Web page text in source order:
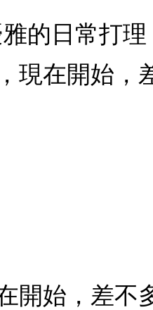
的日常打
現在開始
開始，差